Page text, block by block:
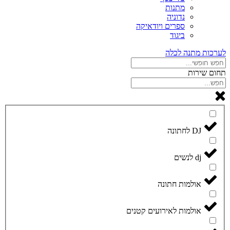
מתנות
נדוניה
ספרים ויודאיקה
ביגוד
לערכות מתנה לכלה
תחום שירות
DJ לחתונה
dj לנשים
אולמות חתונה
אולמות לאירועים קטנים